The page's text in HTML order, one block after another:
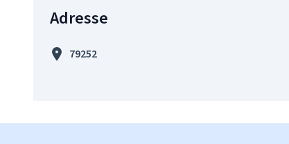
Adresse
79252